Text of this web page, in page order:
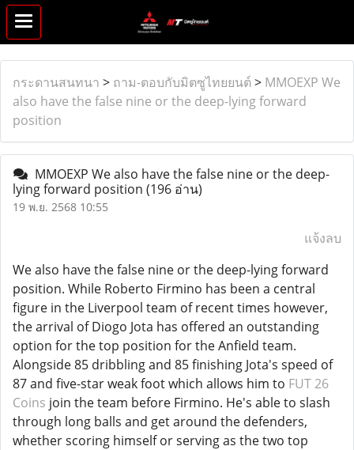
กระดานสนทนา > ถาม-ตอบกับมิตซูไทยยนต์ > MMOEXP We
also have the false nine or the deep-lying forward
position
MMOEXP We also have the false nine or the deep-
lying forward position (196 อ่าน)
19 พ.ย. 2568 10:55
แจ้งลบ
We also have the false nine or the deep-lying forward
position. While Roberto Firmino has been a central
figure in the Liverpool team of recent times however,
the arrival of Diogo Jota has offered an outstanding
option for the top position for the Anfield team.
Alongside 85 dribbling and 85 finishing Jota's speed of
87 and five-star weak foot which allows him to FUT 26
Coins join the team before Firmino. He's able to slash
through long balls and get around the defenders,
whether scoring himself or serving as the two top